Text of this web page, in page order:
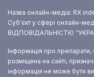
Назва онлайн-медіа: RX
Суб‘єкт у сфері
ВІДПОВІДАЛЬНІСТЮ
Інформація про препарати,
розміщена на сайті,
інформація не може бути